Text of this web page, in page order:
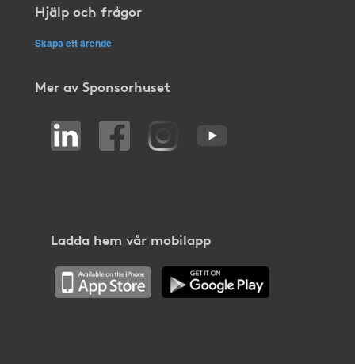
Hjälp och frågor
Skapa ett ärende
Mer av Sponsorhuset
Ladda hem vår mobilapp